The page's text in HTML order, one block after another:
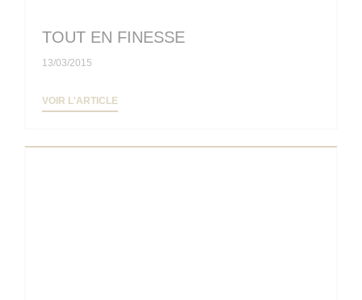
TOUT EN FINESSE
13/03/2015
VOIR L'ARTICLE